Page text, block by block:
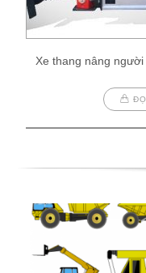
Xe thang nâng